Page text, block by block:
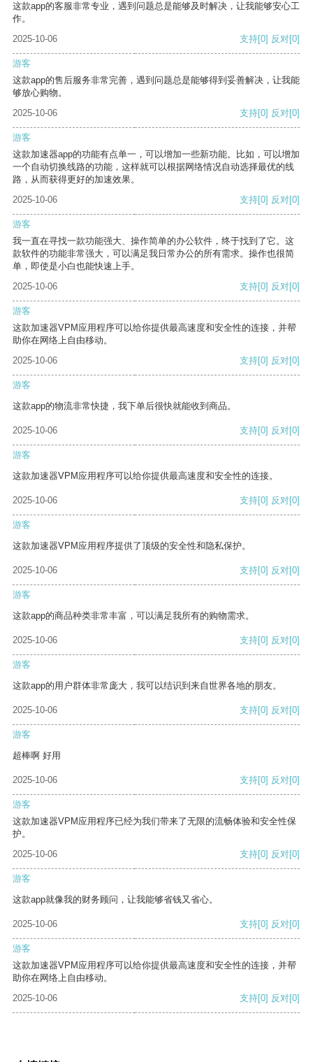
这款app的客服非常专业，遇到问题总是能够及时解决，让我能够安心工
作。
2025-10-06
支持[0] 反对[0]
游客
这款app的售后服务非常完善，遇到问题总是能够得到妥善解决，让我能
够放心购物。
2025-10-06
支持[0] 反对[0]
游客
这款加速器app的功能有点单一，可以增加一些新功能。比如，可以增加
一个自动切换线路的功能，这样就可以根据网络情况自动选择最优的线
路，从而获得更好的加速效果。
2025-10-06
支持[0] 反对[0]
游客
我一直在寻找一款功能强大、操作简单的办公软件，终于找到了它。这
款软件的功能非常强大，可以满足我日常办公的所有需求。操作也很简
单，即使是小白也能快速上手。
2025-10-06
支持[0] 反对[0]
游客
这款加速器VPM应用程序可以给你提供最高速度和安全性的连接，并帮
助你在网络上自由移动。
2025-10-06
支持[0] 反对[0]
游客
这款app的物流非常快捷，我下单后很快就能收到商品。
2025-10-06 支持[0] 反对[0]
游客
这款加速器VPM应用程序可以给你提供最高速度和安全性的连接。
2025-10-06 支持[0] 反对[0]
游客
这款加速器VPM应用程序提供了顶级的安全性和隐私保护。
2025-10-06 支持[0] 反对[0]
游客
这款app的商品种类非常丰富，可以满足我所有的购物需求。
2025-10-06 支持[0] 反对[0]
游客
这款app的用户群体非常庞大，我可以结识到来自世界各地的朋友。
2025-10-06 支持[0] 反对[0]
游客
超棒啊 好用
2025-10-06 支持[0] 反对[0]
游客
这款加速器VPM应用程序已经为我们带来了无限的流畅体验和安全性保
护。
2025-10-06
支持[0] 反对[0]
游客
这款app就像我的财务顾问，让我能够省钱又省心。
2025-10-06 支持[0] 反对[0]
游客
这款加速器VPM应用程序可以给你提供最高速度和安全性的连接，并帮
助你在网络上自由移动。
2025-10-06
支持[0] 反对[0]